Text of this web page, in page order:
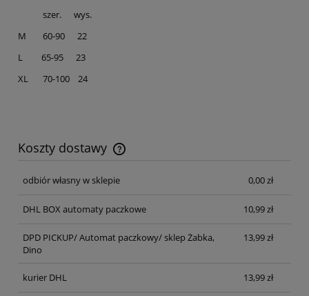
szer. wys.
M 60-90 22
L 65-95 23
XL 70-100 24
Koszty dostawy
Cena nie zawiera ewentualnych kosztów płatności
odbiór własny w sklepie
0,00 zł
DHL BOX automaty paczkowe 10,99 zł
DPD PICKUP/ Automat paczkowy/ sklep Żabka,
Dino
13,99 zł
kurier DHL 13,99 zł